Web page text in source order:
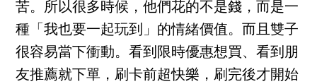
苦。所以很多時候，他們花的不是錢，而是一
種「我也要一起玩到」的情緒價值。而且雙子
很容易當下衝動。看到限時優惠想買、看到朋
友推薦就下單，刷卡前超快樂，刷完後才開始